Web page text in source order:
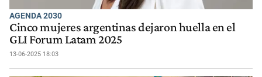
AGENDA 2030
Cinco mujeres argentinas dejaron huella en el
GLI Forum Latam 2025
13-06-2025 18:03